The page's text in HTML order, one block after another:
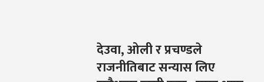
देउवा, ओली र प्रचण्डले
राजनीतिबाट सन्यास लिए